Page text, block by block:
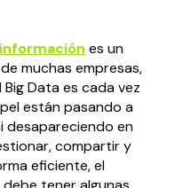
es un
muchas empresas,
Data es cada vez
están pasando a
desapareciendo en
compartir y
eficiente, el